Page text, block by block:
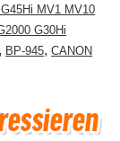
MV1 MV10
G30Hi
, BP-945,CANON